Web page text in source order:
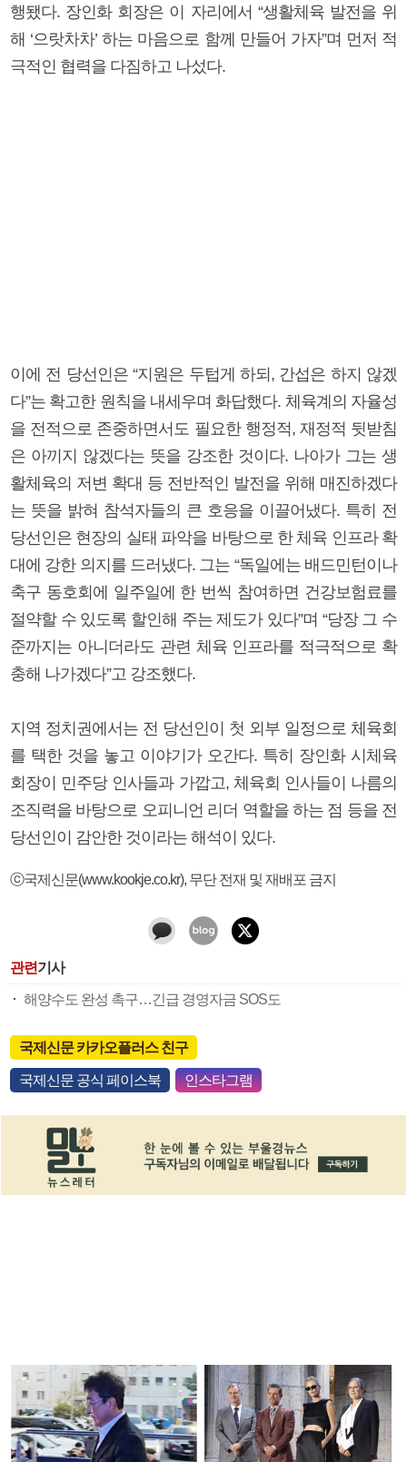
행됐다. 장인화 회장은 이 자리에서 “생활체육 발전을 위
해 ‘으랏차차’ 하는 마음으로 함께 만들어 가자”며 먼저 적
극적인 협력을 다짐하고 나섰다.
이에 전 당선인은 “지원은 두텁게 하되, 간섭은 하지 않겠
다”는 확고한 원칙을 내세우며 화답했다. 체육계의 자율성
을 전적으로 존중하면서도 필요한 행정적, 재정적 뒷받침
은 아끼지 않겠다는 뜻을 강조한 것이다. 나아가 그는 생
활체육의 저변 확대 등 전반적인 발전을 위해 매진하겠다
는 뜻을 밝혀 참석자들의 큰 호응을 이끌어냈다. 특히 전
당선인은 현장의 실태 파악을 바탕으로 한 체육 인프라 확
대에 강한 의지를 드러냈다. 그는 “독일에는 배드민턴이나
축구 동호회에 일주일에 한 번씩 참여하면 건강보험료를
절약할 수 있도록 할인해 주는 제도가 있다”며 “당장 그 수
준까지는 아니더라도 관련 체육 인프라를 적극적으로 확
충해 나가겠다”고 강조했다.
지역 정치권에서는 전 당선인이 첫 외부 일정으로 체육회
를 택한 것을 놓고 이야기가 오간다. 특히 장인화 시체육
회장이 민주당 인사들과 가깝고, 체육회 인사들이 나름의
조직력을 바탕으로 오피니언 리더 역할을 하는 점 등을 전
당선인이 감안한 것이라는 해석이 있다.
ⓒ국제신문(www.kookje.co.kr), 무단 전재 및 재배포 금지
관련기사
해양수도 완성 촉구…긴급 경영자금 SOS도
국제신문 카카오플러스 친구
국제신문 공식 페이스북 인스타그램